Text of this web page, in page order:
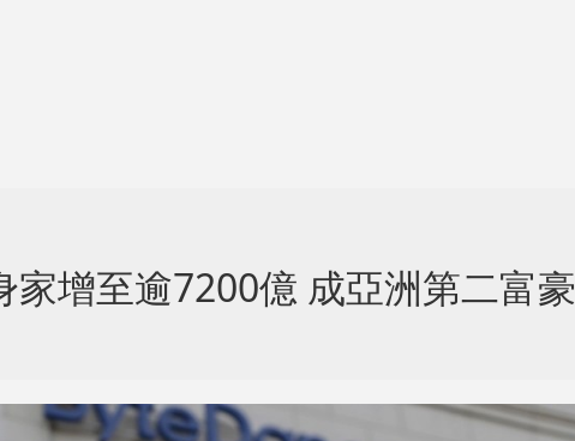
增至逾7200億 成亞洲第二富豪